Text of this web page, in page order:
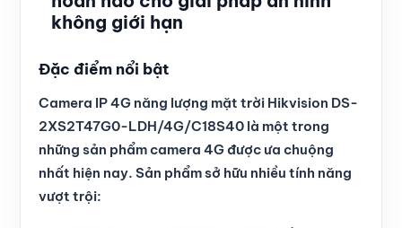
không giới hạn
Đặc điểm nổi bật
Camera IP 4G năng lượng mặt trời Hikvision DS-
2XS2T47G0-LDH/4G/C18S40 là một trong
những sản phẩm camera 4G được ưa chuộng
nhất hiện nay. Sản phẩm sở hữu nhiều tính năng
vượt trội: